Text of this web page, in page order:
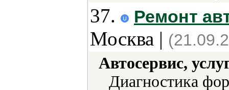
37. Ремонт
Москва |
Автосервис,
Диагностика